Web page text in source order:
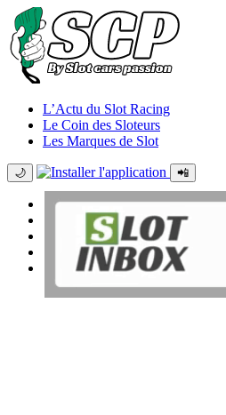
L’Actu du Slot Racing
Le Coin des Sloteurs
Les Marques de Slot
🌙 📲